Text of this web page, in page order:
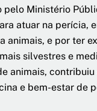
pelo Ministério
atuar na perícia,
animais, e por ter
silvestres e
animais, contribuiu
e bem-estar de